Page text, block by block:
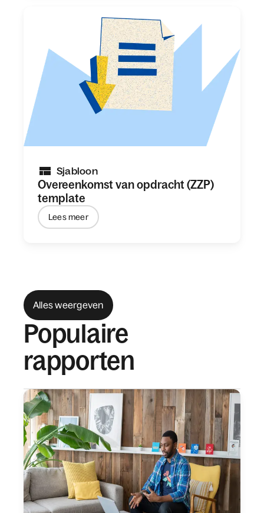
Sjabloon
Overeenkomst van opdracht (ZZP)
template
Lees meer
Populaire
rapporten
Alles weergeven